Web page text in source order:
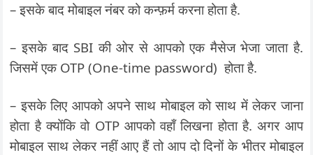
– इसके बाद मोबाइल नंबर को कन्फ़र्म करना होता है.
– इसके बाद SBI की ओर से आपको एक मैसेज भेजा जाता है.
जिसमें एक OTP (One-time password) होता है.
– इसके लिए आपको अपने साथ मोबाइल को साथ में लेकर जाना
होता है क्योंकि वो OTP आपको वहाँ लिखना होता है. अगर आप
मोबाइल साथ लेकर नहीं आए हैं तो आप दो दिनों के भीतर मोबाइल